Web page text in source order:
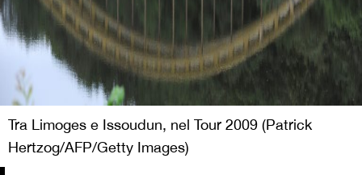
Tra Limoges e Issoudun, nel Tour 2009 (Patrick
Hertzog/AFP/Getty Images)